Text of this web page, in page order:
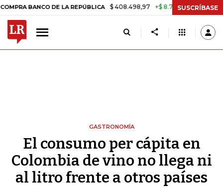
DE LA REPÚBLICA $ 408.498,97 +$ 8.753,81 +2,19% TASA DE
SUSCRÍBASE
GASTRONOMÍA
El consumo per cápita en
Colombia de vino no llega ni
al litro frente a otros países